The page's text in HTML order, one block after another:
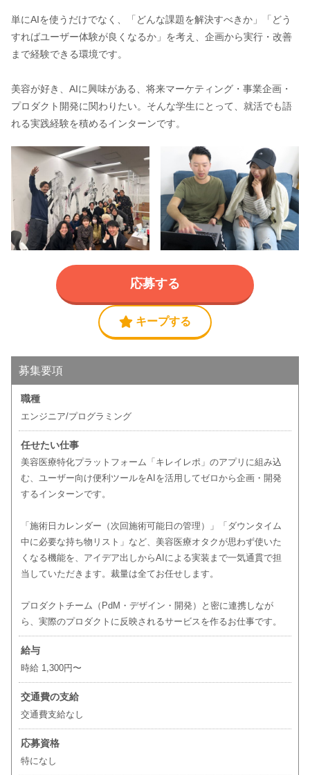
単にAIを使うだけでなく、「どんな課題を解決すべきか」「どう
すればユーザー体験が良くなるか」を考え、企画から実行・改善
まで経験できる環境です。
美容が好き、AIに興味がある、将来マーケティング・事業企画・
プロダクト開発に関わりたい。そんな学生にとって、就活でも語
れる実践経験を積めるインターンです。
キープする
応募する
募集要項
職種
エンジニア/プログラミング
任せたい仕事
美容医療特化プラットフォーム「キレイレポ」のアプリに組み込
む、ユーザー向け便利ツールをAIを活用してゼロから企画・開発
するインターンです。
「施術日カレンダー（次回施術可能日の管理）」「ダウンタイム
中に必要な持ち物リスト」など、美容医療オタクが思わず使いた
くなる機能を、アイデア出しからAIによる実装まで一気通貫で担
当していただきます。裁量は全てお任せします。
プロダクトチーム（PdM・デザイン・開発）と密に連携しなが
ら、実際のプロダクトに反映されるサービスを作るお仕事です。
給与
時給 1,300円〜
交通費の支給
交通費支給なし
応募資格
特になし